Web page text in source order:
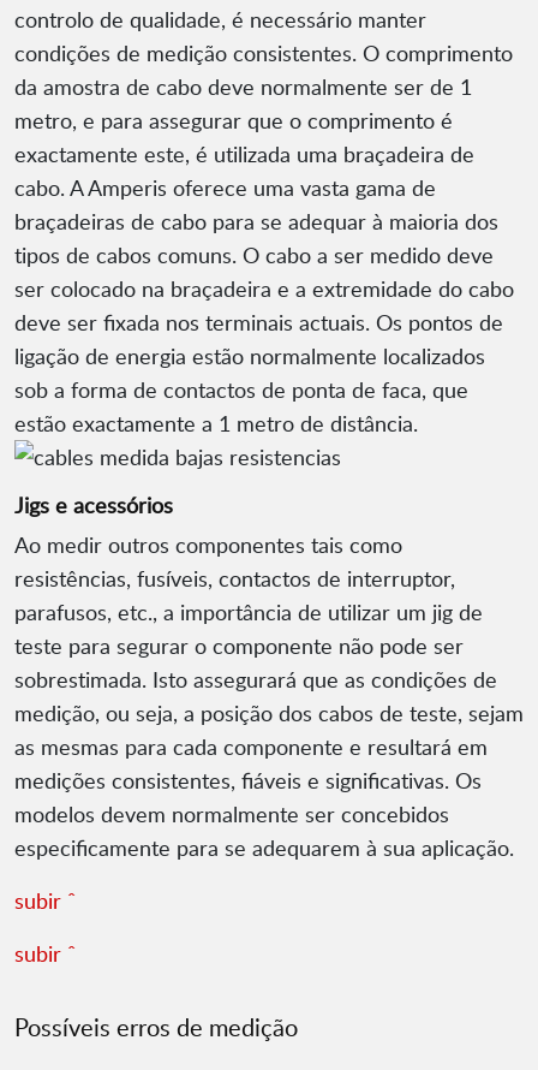
controlo de qualidade, é necessário manter
condições de medição consistentes. O comprimento
da amostra de cabo deve normalmente ser de 1
metro, e para assegurar que o comprimento é
exactamente este, é utilizada uma braçadeira de
cabo. A Amperis oferece uma vasta gama de
braçadeiras de cabo para se adequar à maioria dos
tipos de cabos comuns. O cabo a ser medido deve
ser colocado na braçadeira e a extremidade do cabo
deve ser fixada nos terminais actuais. Os pontos de
ligação de energia estão normalmente localizados
sob a forma de contactos de ponta de faca, que
estão exactamente a 1 metro de distância.
Jigs e acessórios
Ao medir outros componentes tais como
resistências, fusíveis, contactos de interruptor,
parafusos, etc., a importância de utilizar um jig de
teste para segurar o componente não pode ser
sobrestimada. Isto assegurará que as condições de
medição, ou seja, a posição dos cabos de teste, sejam
as mesmas para cada componente e resultará em
medições consistentes, fiáveis e significativas. Os
modelos devem normalmente ser concebidos
especificamente para se adequarem à sua aplicação.
subir ˆ
subir ˆ
Possíveis erros de medição